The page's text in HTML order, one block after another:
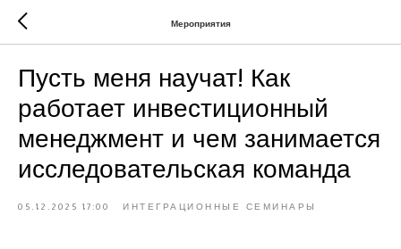
Мероприятия
Пусть меня научат! Как
работает инвестиционный
менеджмент и чем занимается
исследовательская команда
05.12.2025 17:00 ИНТЕГРАЦИОННЫЕ СЕМИНАРЫ